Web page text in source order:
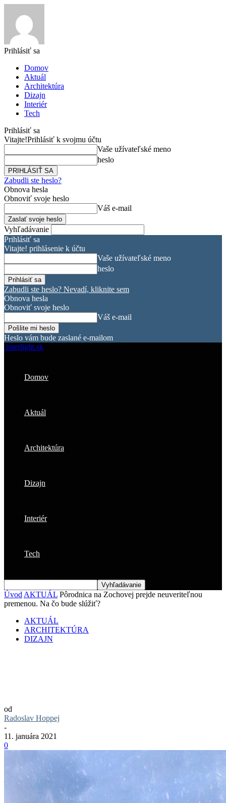
Prihlásiť sa
Domov
Aktuál
Architektúra
Dizajn
Interiér
Tech
Prihlásiť sa
Vitajte!Prihlásiť k svojmu účtu
Vaše užívateľské meno
heslo
Zabudli ste heslo?
Obnova hesla
Obnoviť svoje heslo
Váš e-mail
Vyhľadávanie
Prihlásiť sa
Vitajte! prihlásenie k účtu
Vaše užívateľské meno
heslo
Zabudli ste heslo? Nevadí, kliknite sem
Obnova hesla
Obnoviť svoje heslo
Váš e-mail
Heslo vám bude zaslané e-mailom
interlight.sk
Domov
Aktuál
Architektúra
Dizajn
Interiér
Tech
Úvod AKTUÁL Pôrodnica na Zochovej prejde neuveriteľnou
premenou. Na čo bude slúžiť?
AKTUÁL
ARCHITEKTÚRA
DIZAJN
od
Radoslav Hoppej
-
11. januára 2021
0